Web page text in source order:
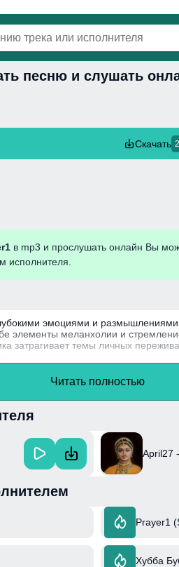
песню и слушать
Скачать
в mp3 и прослушать онлайн Вы
исполнителя.
эмоциями и размышлениями
элементы меланхолии и
затрагивает темы личных
выразительными текстами,
Читать полностью
April27
Prayer1
Хубба